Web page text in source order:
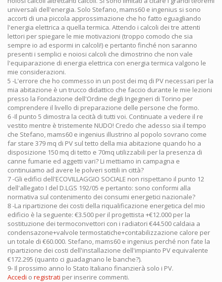
universali dell'energia. Solo Stefano, mams60 e ingenius si sono
accorti di una piccola approssimazione che ho fatto eguagliando
l'energia elettrica a quella termica. Attendo i calcoli dei tre attenti
lettori per spiegare le mie motivazioni (troppo comodo che sia
sempre io ad espormi in calcoli!) e pertanto finché non saranno
presenti i semplici e noiosi calcoli che dimostrino che non vale
l'equiparazione di energia elettrica con energia termica valgono le
mie considerazioni.
5 -L'errore che ho commesso in un post dei mq di PV necessari per la
mia abitazione è un trucco didattico che faccio durante le mie lezioni
presso la Fondazione dell'Ordine degli Ingegneri di Torino per
comprendere il livello di preparazione delle persone che formo.
6 -Il punto 5 dimostra la cecità di tutti voi. Continuate a vedere il re
vestito mentre è tristemente NUDO! Credo che adesso sia il tempo
che Stefano, mams60 e ingenius illustrino al popolo sovrano come
far stare 379 mq di PV sul tetto della mia abitazione quando ho a
disposizione 150 mq di tetto e 70mq utilizzabili per la presenza di
canne fumarie ed aggetti vari? Li mettiamo in campagna e
continuiamo ad avere le polveri sottili in città?
7 -Gli edifici dell'ECOVILLAGGIO SOCIALE non rispettano il punto 12
dell'allegato I del D.LGS 192/05 e pertanto: sono conformi alla
normativa sul contenimento dei consumi energetici nazionale?
8 -La ripartizione dei costi della riqualificazione energetica del mio
edificio è la seguente: €3.500 per il progettista +€12.000 per la
sostituzione dei termoconvettori con i radiatori €44.500 caldaia a
condensazone+valvole termostatiche+contabilizzazione calore per
un totale di €60.000. Stefano, mams60 e ingenius perché non fate la
ripartizione dei costi dell'installazione dell'impianto PV equivalente
€172.295 (quanto ci guadagnano le banche?).
9- Il prossimo anno lo Stato Italiano finanzierà solo i PV.
Accedi o registrati per inserire commenti.